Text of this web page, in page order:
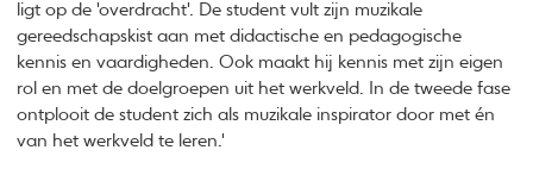
ligt op de 'overdracht'. De student vult zijn muzikale
gereedschapskist aan met didactische en pedagogische
kennis en vaardigheden. Ook maakt hij kennis met zijn eigen
rol en met de doelgroepen uit het werkveld. In de tweede fase
ontplooit de student zich als muzikale inspirator door met én
van het werkveld te leren.'